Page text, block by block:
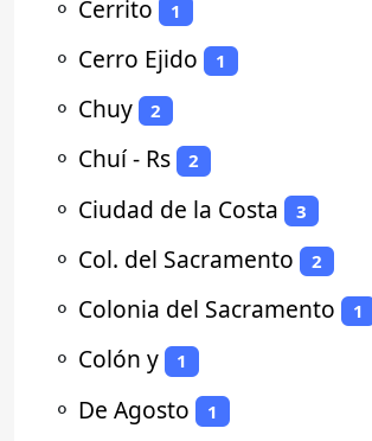
⚬ Cerrito 1
⚬ Cerro Ejido 1
⚬ Chuy 2
⚬ Chuí - Rs 2
⚬ Ciudad de la Costa 3
⚬ Col. del Sacramento 2
⚬ Colonia del Sacramento 1
⚬ Colón y 1
⚬ De Agosto 1